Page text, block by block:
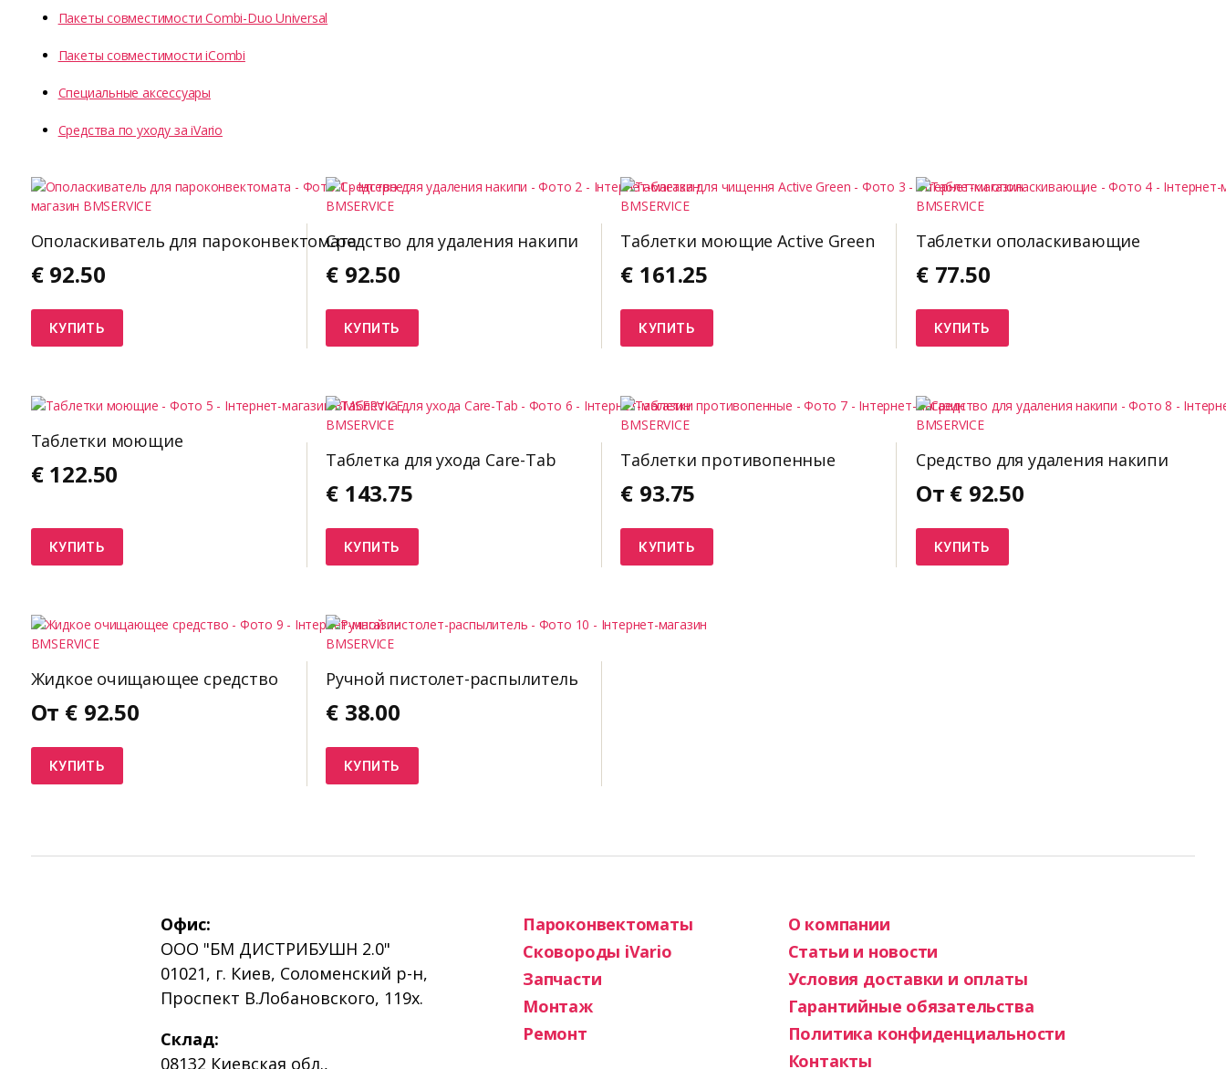
Пакеты совместимости Combi-Duo Universal
Пакеты совместимости iCombi
Специальные аксессуары
Средства по уходу за iVario
Ополаскиватель для пароконвектомата
€ 92.50
КУПИТЬ
Средство для удаления накипи
€ 92.50
КУПИТЬ
Таблетки моющие Active Green
€ 161.25
КУПИТЬ
Таблетки ополаскивающие
€ 77.50
КУПИТЬ
Таблетки моющие
€ 122.50
КУПИТЬ
Таблетка для ухода Care-Tab
€ 143.75
КУПИТЬ
Таблетки противопенные
€ 93.75
КУПИТЬ
Средство для удаления накипи
От € 92.50
КУПИТЬ
Жидкое очищающее средство
От € 92.50
КУПИТЬ
Ручной пистолет-распылитель
€ 38.00
КУПИТЬ
Офис:
ООО "БМ ДИСТРИБУШН 2.0"
01021, г. Киев, Соломенский р-н,
Проспект В.Лобановского, 119х.
Склад:
08132 Киевская обл.,
Пароконвектоматы
Сковороды iVario
Запчасти
Монтаж
Ремонт
О компании
Статьи и новости
Условия доставки и оплаты
Гарантийные обязательства
Политика конфиденциальности
Контакты